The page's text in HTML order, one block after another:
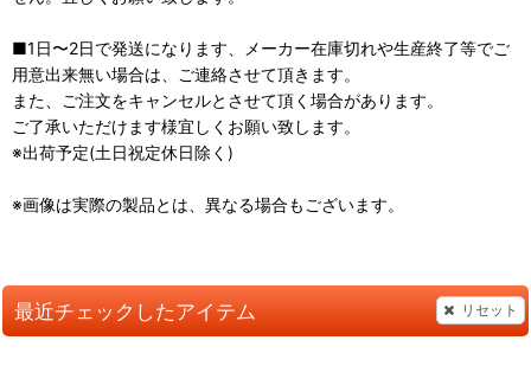
■1日〜2日で発送になります、メーカー在庫切れや生産終了等でご
用意出来無い場合は、ご連絡させて頂きます。
また、ご注文をキャンセルとさせて頂く場合があります。
ご了承いただけます様宜しくお願い致します。
※出荷予定(土日祝定休日除く)
※画像は実際の製品とは、異なる場合もございます。
最近チェックしたアイテム リセット